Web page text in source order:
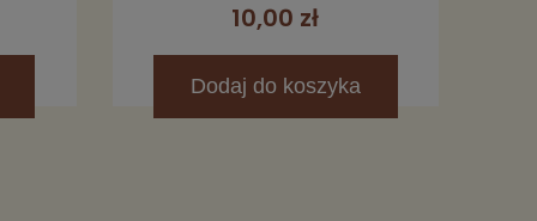
10,00 zł
Dodaj do koszyka